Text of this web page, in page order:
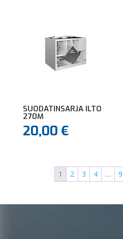
SUODATINSARJA ILTO
270M
20,00 €
1 2 3 4 … 9